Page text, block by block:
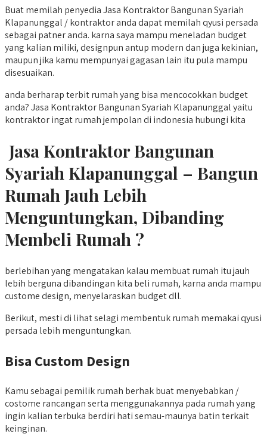
Buat memilah penyedia Jasa Kontraktor Bangunan Syariah
Klapanunggal / kontraktor anda dapat memilah qyusi persada
sebagai patner anda. karna saya mampu meneladan budget
yang kalian miliki, designpun antup modern dan juga kekinian,
maupun jika kamu mempunyai gagasan lain itu pula mampu
disesuaikan.
anda berharap terbit rumah yang bisa mencocokkan budget
anda? Jasa Kontraktor Bangunan Syariah Klapanunggal yaitu
kontraktor ingat rumah jempolan di indonesia hubungi kita
Jasa Kontraktor Bangunan
Syariah Klapanunggal – Bangun
Rumah Jauh Lebih
Menguntungkan, Dibanding
Membeli Rumah ?
berlebihan yang mengatakan kalau membuat rumah itu jauh
lebih berguna dibandingan kita beli rumah, karna anda mampu
custome design, menyelaraskan budget dll.
Berikut, mesti di lihat selagi membentuk rumah memakai qyusi
persada lebih menguntungkan.
Bisa Custom Design
Kamu sebagai pemilik rumah berhak buat menyebabkan /
costome rancangan serta menggunakannya pada rumah yang
ingin kalian terbuka berdiri hati semau-maunya batin terkait
keinginan.